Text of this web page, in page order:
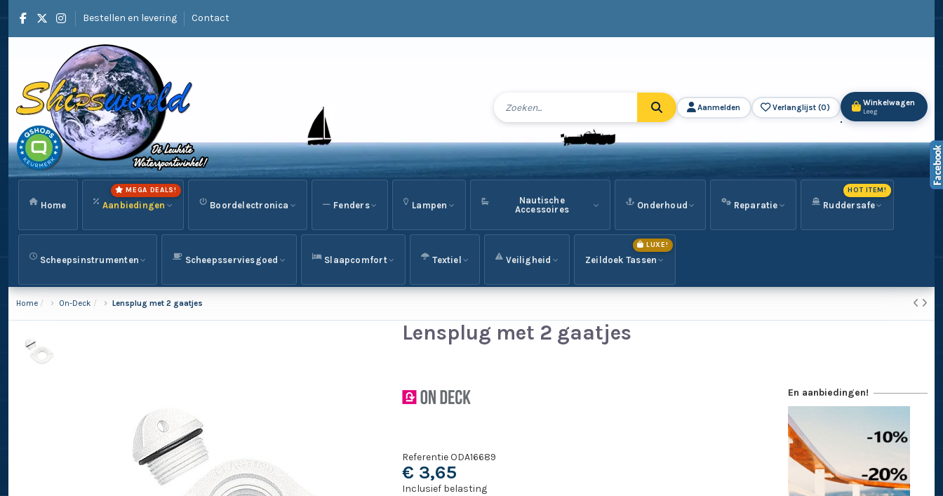
Bestellen en levering Contact
Aanmelden Verlanglijst (0) Winkelwagen
Leeg
Home Aanbiedingen
MEGA DEALS!
Boordelectronica Fenders Lampen
Nautische
Accessoires
Onderhoud Reparatie Ruddersafe
HOT ITEM!
Scheepsinstrumenten Scheepsserviesgoed Slaapcomfort Textiel Veiligheid Zeildoek Tassen
LUXE!
Home On-Deck Lensplug met 2 gaatjes
Lensplug met 2 gaatjes
Referentie ODA16689
€ 3,65
Inclusief belasting
En aanbiedingen!